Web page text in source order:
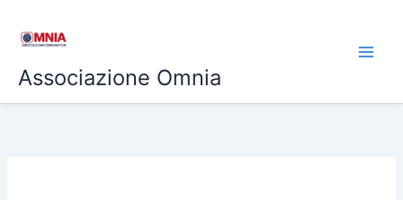
Associazione Omnia